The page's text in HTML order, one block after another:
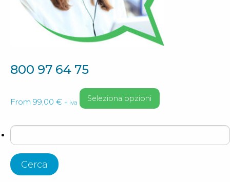
prodotto
800 97 64 75
From 99,00 € + iva Seleziona opzioni
Questo
prodotto
varianti.
Ricerca
per: